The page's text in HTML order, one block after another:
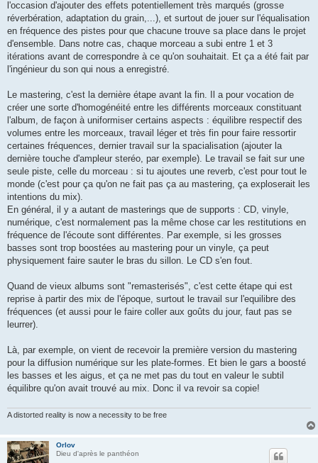
l'occasion d'ajouter des effets potentiellement très marqués (grosse
réverbération, adaptation du grain,...), et surtout de jouer sur l'équalisation
en fréquence des pistes pour que chacune trouve sa place dans le projet
d'ensemble. Dans notre cas, chaque morceau a subi entre 1 et 3
itérations avant de correspondre à ce qu'on souhaitait. Et ça a été fait par
l'ingénieur du son qui nous a enregistré.
Le mastering, c'est la dernière étape avant la fin. Il a pour vocation de
créer une sorte d'homogénéité entre les différents morceaux constituant
l'album, de façon à uniformiser certains aspects : équilibre respectif des
volumes entre les morceaux, travail léger et très fin pour faire ressortir
certaines fréquences, dernier travail sur la spacialisation (ajouter la
dernière touche d'ampleur steréo, par exemple). Le travail se fait sur une
seule piste, celle du morceau : si tu ajoutes une reverb, c'est pour tout le
monde (c'est pour ça qu'on ne fait pas ça au mastering, ça exploserait les
intentions du mix).
En général, il y a autant de masterings que de supports : CD, vinyle,
numérique, c'est normalement pas la même chose car les restitutions en
fréquence de l'écoute sont différentes. Par exemple, si les grosses
basses sont trop boostées au mastering pour un vinyle, ça peut
physiquement faire sauter le bras du sillon. Le CD s'en fout.
Quand de vieux albums sont "remasterisés", c'est cette étape qui est
reprise à partir des mix de l'époque, surtout le travail sur l'equilibre des
fréquences (et aussi pour le faire coller aux goûts du jour, faut pas se
leurrer).
Là, par exemple, on vient de recevoir la première version du mastering
pour la diffusion numérique sur les plate-formes. Et bien le gars a boosté
les basses et les aigus, et ça ne met pas du tout en valeur le subtil
équilibre qu'on avait trouvé au mix. Donc il va revoir sa copie!
A distorted reality is now a necessity to be free
Orlov
Dieu d'après le panthéon